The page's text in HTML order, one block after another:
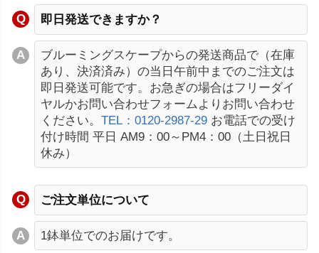
即日発送できますか？
ブルーミングスケープからの発送商品で（在庫
あり、決済済み）の当日午前中までのご注文は
即日発送可能です。お急ぎの場合はフリーダイ
ヤルかお問い合わせフォームよりお問い合わせ
ください。 TEL：0120-2987-29 お電話での受け
付け時間 平日 AM9：00～PM4：00（土日祝日
休み）
ご注文単位について
1鉢単位でのお届けです。